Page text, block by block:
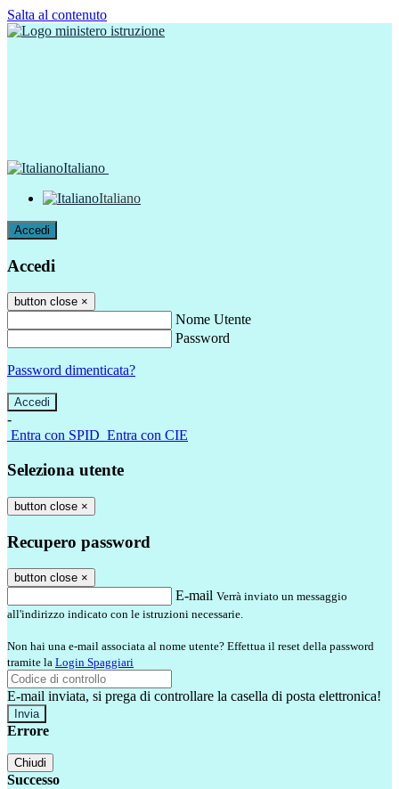
Salta al contenuto
Italiano
Italiano
Accedi
Accedi
button close ×
Nome Utente
Password
Password dimenticata?
-
Entra con SPID Entra con CIE
Seleziona utente
button close ×
Recupero password
button close ×
E-mail Verrà inviato un messaggio
all'indirizzo indicato con le istruzioni necessarie.
Non hai una e-mail associata al nome utente? Effettua il reset della password
tramite la Login Spaggiari
E-mail inviata, si prega di controllare la casella di posta elettronica!
Errore
Chiudi
Successo